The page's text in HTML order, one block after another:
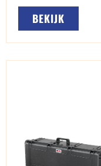
BEKIJK